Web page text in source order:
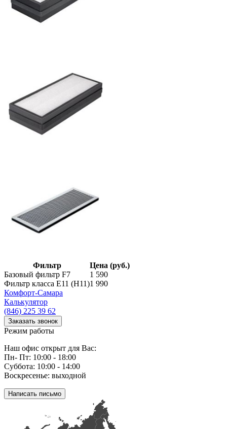
Фильтр
Цена (руб.)
Базовый фильтр F7
1 590
Фильтр класса E11 (Н11)1 990
Комфорт-Самара
Калькулятор
(846) 225 39 62
Заказать звонок
Режим работы
Наш офис открыт для Вас:
Пн- Пт: 10:00 - 18:00
Суббота: 10:00 - 14:00
Воскресенье: выходной
Написать письмо